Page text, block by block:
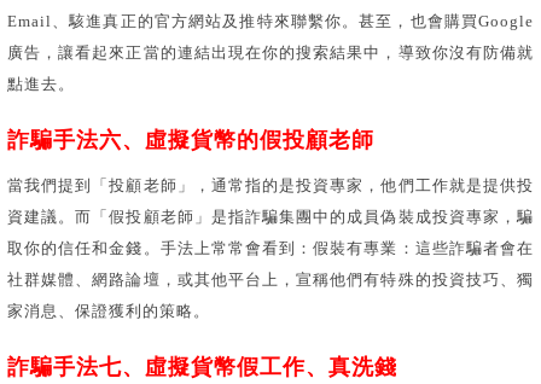
Email、駭進真正的官方網站及推特來聯繫你。甚至，也會購買Google
廣告，讓看起來正當的連結出現在你的搜索結果中，導致你沒有防備就
點進去。
詐騙手法六、虛擬貨幣的假投顧老師
當我們提到「投顧老師」，通常指的是投資專家，他們工作就是提供投
資建議。而「假投顧老師」是指詐騙集團中的成員偽裝成投資專家，騙
取你的信任和金錢。手法上常常會看到：假裝有專業：這些詐騙者會在
社群媒體、網路論壇，或其他平台上，宣稱他們有特殊的投資技巧、獨
家消息、保證獲利的策略。
詐騙手法七、虛擬貨幣假工作、真洗錢